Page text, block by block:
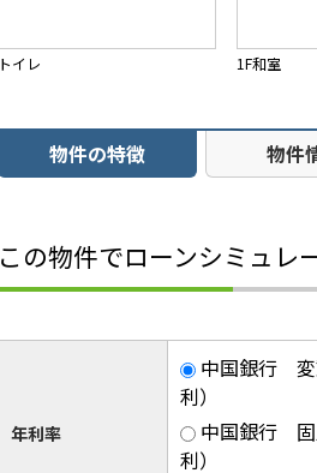
トイレ 1F和室
物件の特徴 物件
この物件でローンシミュレ
年利率
中国銀行 変
利）
中国銀行 固
利）